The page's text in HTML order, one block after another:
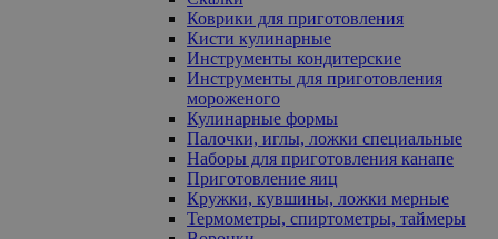
Коврики для приготовления
Кисти кулинарные
Инструменты кондитерские
Инструменты для приготовления
мороженого
Кулинарные формы
Палочки, иглы, ложки специальные
Наборы для приготовления канапе
Приготовление яиц
Кружки, кувшины, ложки мерные
Термометры, спиртометры, таймеры